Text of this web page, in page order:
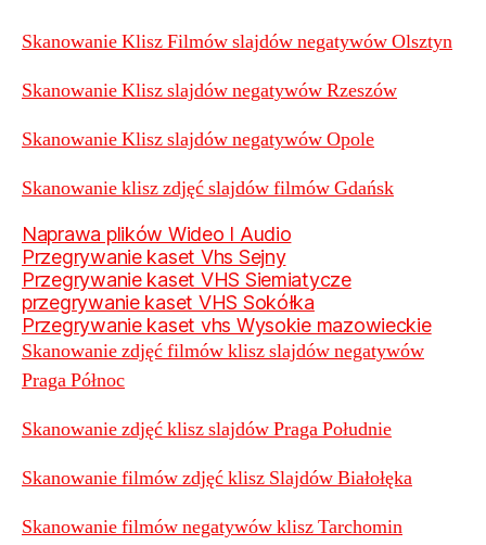
Skanowanie Klisz Filmów slajdów negatywów Olsztyn
Skanowanie Klisz slajdów negatywów Rzeszów
Skanowanie Klisz slajdów negatywów Opole
Skanowanie klisz zdjęć slajdów filmów Gdańsk
Naprawa plików Wideo I Audio
Przegrywanie kaset Vhs Sejny
Przegrywanie kaset VHS Siemiatycze
przegrywanie kaset VHS Sokółka
Przegrywanie kaset vhs Wysokie mazowieckie
Skanowanie zdjęć filmów klisz slajdów negatywów
Praga Północ
Skanowanie zdjęć klisz slajdów Praga Południe
Skanowanie filmów zdjęć klisz Slajdów Białołęka
Skanowanie filmów negatywów klisz Tarchomin